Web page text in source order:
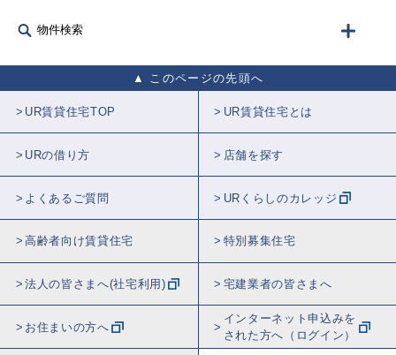
物件検索
このページの先頭へ
UR賃貸住宅TOP UR賃貸住宅とは
URの借り方 店舗を探す
よくあるご質問 URくらしのカレッジ
高齢者向け賃貸住宅 特別募集住宅
法人の皆さまへ(社宅利用) 宅建業者の皆さまへ
お住まいの方へ
インターネット申込みを
された方へ（ログイン）